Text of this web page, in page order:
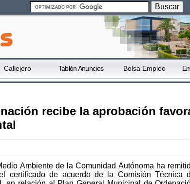
Callejero Tablón Anuncios Bolsa Empleo
recibe la aprobación
Ambiente de la Comunidad Autónoma ha
certificado de acuerdo de la Comisión Técnica